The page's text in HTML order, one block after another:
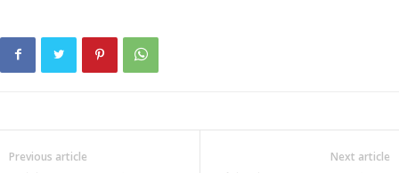
Previous article Next article